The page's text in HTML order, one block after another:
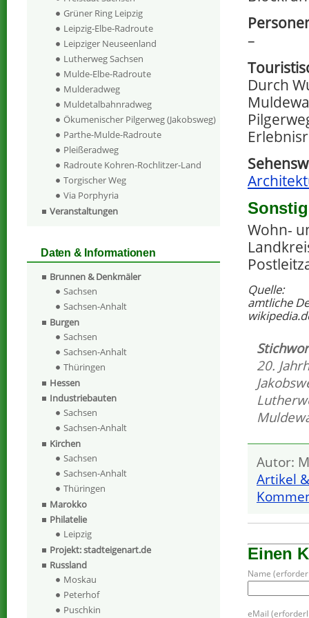
–
Durch
Wohn-
Quelle:
amtliche
20.
Autor:
Artikel
Einen
Name
eMail
Grüner Ring Leipzig
Leipzig-Elbe-Radroute
Leipziger Neuseenland
Lutherweg Sachsen
Mulde-Elbe-Radroute
Mulderadweg
Muldetalbahnradweg
Ökumenischer Pilgerweg (Jakobsweg)
Parthe-Mulde-Radroute
Pleißeradweg
Radroute Kohren-Rochlitzer-Land
Torgischer Weg
Via Porphyria
Veranstaltungen
Daten & Informationen
Brunnen & Denkmäler
Sachsen
Sachsen-Anhalt
Burgen
Sachsen
Sachsen-Anhalt
Thüringen
Hessen
Industriebauten
Sachsen
Sachsen-Anhalt
Kirchen
Sachsen
Sachsen-Anhalt
Thüringen
Marokko
Philatelie
Leipzig
Projekt: stadteigenart.de
Russland
Moskau
Peterhof
Puschkin